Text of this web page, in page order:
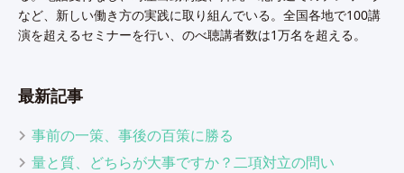
など、新しい働き方の実践に取り組んでいる。全国各地で100講
演を超えるセミナーを行い、のべ聴講者数は1万名を超える。
最新記事
事前の一策、事後の百策に勝る
量と質、どちらが大事ですか？二項対立の問い